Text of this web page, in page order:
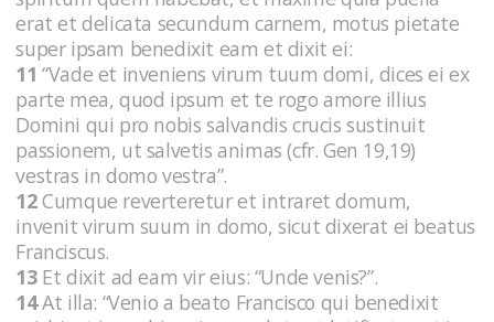
erat et delicata secundum carnem, motus pietate
super ipsam benedixit eam et dixit ei:
11 “Vade et inveniens virum tuum domi, dices ei ex
parte mea, quod ipsum et te rogo amore illius
Domini qui pro nobis salvandis crucis sustinuit
passionem, ut salvetis animas (cfr. Gen 19,19)
vestras in domo vestra”.
12Cumque reverteretur et intraret domum,
invenit virum suum in domo, sicut dixerat ei beatus
Franciscus.
13Et dixit ad eam vir eius: “Unde venis?”.
14At illa: “Venio a beato Francisco qui benedixit